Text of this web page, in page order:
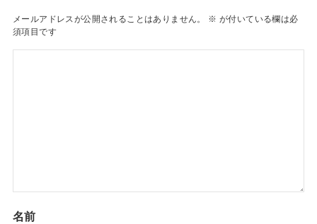
メールアドレスが公開されることはありません。 ※ が付いている欄は必
須項目です
名前